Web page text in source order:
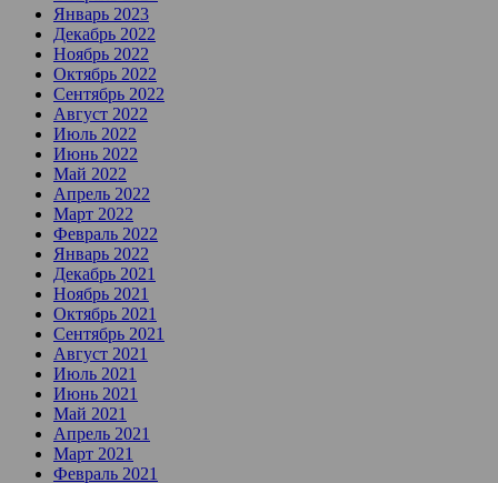
Январь 2023
Декабрь 2022
Ноябрь 2022
Октябрь 2022
Сентябрь 2022
Август 2022
Июль 2022
Июнь 2022
Май 2022
Апрель 2022
Март 2022
Февраль 2022
Январь 2022
Декабрь 2021
Ноябрь 2021
Октябрь 2021
Сентябрь 2021
Август 2021
Июль 2021
Июнь 2021
Май 2021
Апрель 2021
Март 2021
Февраль 2021